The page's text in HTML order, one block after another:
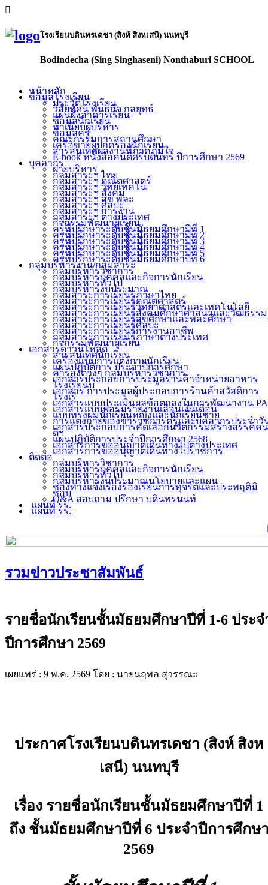
โรงเรียนบดินทรเดชา (สิงห์ สิงหเสนี) นนทบุรี
Bodindecha (Sing Singhaseni) Nonthaburi SCHOOL
หน้าหลัก
ข้อมูลโรงเรียน
ประวัติโรงเรียน
วิสัยทัศน์ พันธกิจ กลยุทธ์
แผนผังอาคารเรียน
ข้อมูลนักเรียน
ทำเนียบผู้บริหาร
ข้อมูลครู
คณะกรรมการสถานศึกษา
เครือข่ายผู้ปกครองนักเรียน
สารสนเทศผลงานที่ภาคภูมิใจ
E-book หนังสือคนดีศรีบดินทร ปีการศึกษา 2569
บุคลากร
ฝ่ายบริหาร
กลุ่มสาระฯ ไทย
กลุ่มสาระฯ คณิตศาสตร์
กลุ่มสาระฯ วิทย์เทคโน
กลุ่มสาระฯ สังคม
กลุ่มสาระฯ สุข พละ
กลุ่มสาระฯ ศิลปะ
กลุ่มสาระฯ การงาน
กลุ่มสาระฯ ต่างประเทศ
กิจกรรมพัฒนาผู้เรียน
ครูที่ปรึกษาระดับชั้นมัธยมศึกษาปีที่ 1
ครูที่ปรึกษาระดับชั้นมัธยมศึกษาปีที่ 2
ครูที่ปรึกษาระดับชั้นมัธยมศึกษาปีที่ 3
ครูที่ปรึกษาระดับชั้นมัธยมศึกษาปีที่ 4
ครูที่ปรึกษาระดับชั้นมัธยมศึกษาปีที่ 5
ครูที่ปรึกษาระดับชั้นมัธยมศึกษาปีที่ 6
กลุ่มบริหารงาน/กลุ่มสาระ
กลุ่มบริหารวิชาการ
กลุ่มบริหารบุคคลและกิจการนักเรียน
กลุ่มบริหารทั่วไป
กลุ่มบริหารงบประมาณ
กลุ่มสาระการเรียนรู้ภาษาไทย
กลุ่มสาระการเรียนรู้คณิตศาสตร์
กลุ่มสาระการเรียนรู้วิทยาศาสตร์และเทคโนโลยี
กลุ่มสาระการเรียนรู้สังคมศึกษาศาสนาและวัฒธรรม
กลุ่มสาระการเรียนรู้สุขศึกษาและพละศึกษา
กลุ่มสาระการเรียนรู้ศิลปะ
กลุ่มสาระการเรียนรู้การงานอาชีพ
กลุ่มสาระการเรียนรู้ภาษาต่างประเทศ
กิจกรรมพัฒนาผู้เรียน
เอกสารดาวน์โหลด
สารสนเทศนักเรียน
เครื่องแบบการแต่งกายนักเรียน
แผนปฏิบัติการ ประจำปีการศึกษา
คำรองต่างๆ กลุ่มบริหารวิชาการ
เอกสารประกอบการประมูลร้านค้าจำหน่ายอาหาร
โรงเรียนบ
เอกสาร การประมูลผู้ประกอบการร้านค้าสวัสดิการ
โรงเรี
เอกสารแบบประเมินผลข้อตกลงในการพัฒนางาน PA
เอกสารแบบฟอร์มรายงานเลื่อนเงินเดือน
แบบทรงผมนักเรียนหญิงและนักเรียนชาย
การแต่งกายของข้าราชการครูและบุคลากรประจำวั
เอกสารประกอบการคัดเลือกนวัตกรรมสร้างสรรค์คน
ดีฯ
แผนปฏิบัติการประจำปีการศึกษา 2568
เอกสารการขออนุญาตเดินทางไปต่างประเทศ
เอกสารการขออนุญาตเดินทางไปราชการ
ติดต่อ
กลุ่มบริหารวิชาการ
กลุ่มบริหารบุคคลและกิจการนักเรียน
กลุ่มบริหารทั่วไป
กลุ่มบริหารงบประมาณนโยบายและแผน
ช่องทางแจ้งเรื่องร้องเรียนการทุจริตและประพฤติมิ
ชอบ
Q&A สอบถาม ปรึกษา บดินทรนนท์
แผนที่ รร.
แผนที่ รร.
รวมข่าวประชาสัมพันธ์
รายชื่อนักเรียนชั้นมัธยมศึกษาปีที่ 1-6 ประจ
ปีการศึกษา 2569
เผยแพร่ : 9 พ.ค. 2569 โดย : นายนฤพล สุวรรณะ
ประกาศโรงเรียนบดินทรเดชา (สิงห์ สิงห
เสนี) นนทบุรี
เรื่อง รายชื่อนักเรียนชั้นมัธยมศึกษาปีที่ 1
ถึง ชั้นมัธยมศึกษาปีที่ 6 ประจำปีการศึกษ
2569